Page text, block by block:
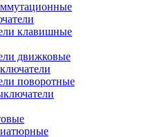
клавишные
движковые
поворотные